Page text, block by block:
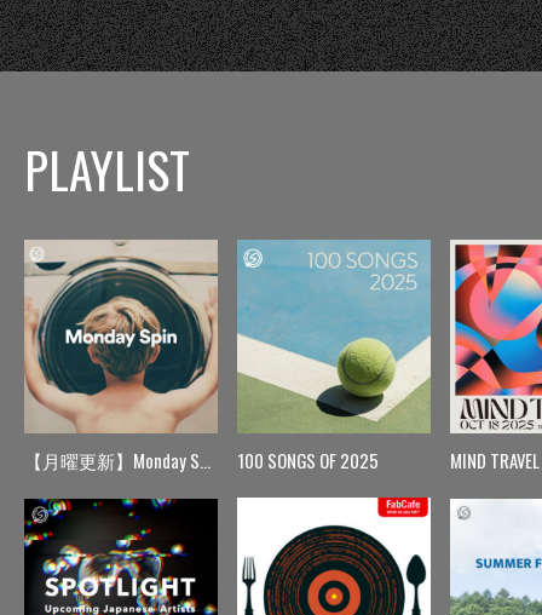
PLAYLIST
【月曜更新】Monday Spin 100 SONGS OF 2025 MIND TRAVEL